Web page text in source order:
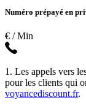
Numéro prépayé en
€ / Min
1. Les appels vers
pour les clients qui
voyancediscount.fr.